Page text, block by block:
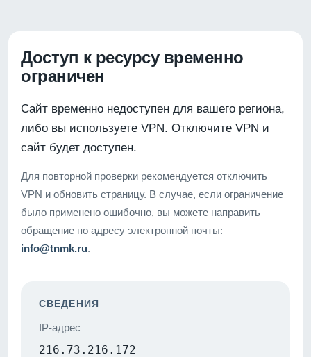
Доступ к ресурсу временно
ограничен
Сайт временно недоступен для вашего региона,
либо вы используете VPN. Отключите VPN и
сайт будет доступен.
Для повторной проверки рекомендуется отключить
VPN и обновить страницу. В случае, если ограничение
было применено ошибочно, вы можете направить
обращение по адресу электронной почты:
info@tnmk.ru.
СВЕДЕНИЯ
IP-адрес
216.73.216.172